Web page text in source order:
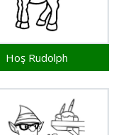
Hoş Rudolph